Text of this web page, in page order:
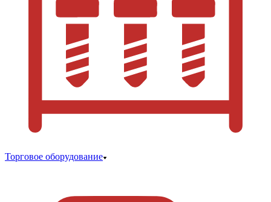
Торговое оборудование